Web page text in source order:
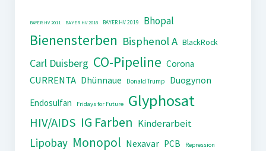
BAYER HV 2011 BAYER HV 2018 BAYER HV 2019 Bhopal
Bienensterben Bisphenol A BlackRock
Carl Duisberg CO-Pipeline Corona
CURRENTA Dhünnaue Donald Trump
Duogynon
Endosulfan
Fridays for Future Glyphosat
HIV/AIDS IG Farben Kinderarbeit
Lipobay Monopol Nexavar PCB Repression